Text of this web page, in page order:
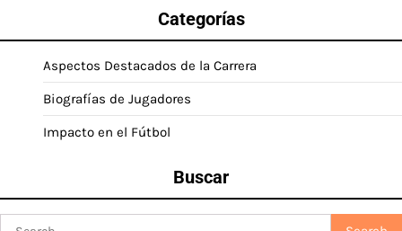
Categorías
Aspectos Destacados de la Carrera
Biografías de Jugadores
Impacto en el Fútbol
Buscar